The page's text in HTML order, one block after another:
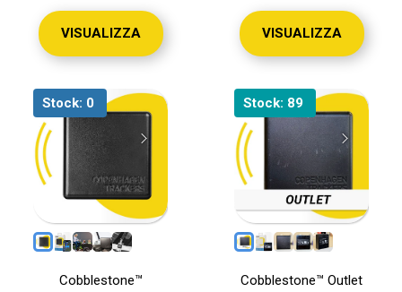
VISUALIZZA VISUALIZZA
Stock: 0
Cobblestone™
Stock: 89
Cobblestone™ Outlet